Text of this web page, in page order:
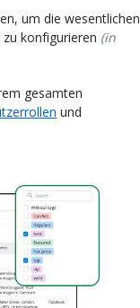
um die wesentlichen
konfigurieren (in
gesamten
und